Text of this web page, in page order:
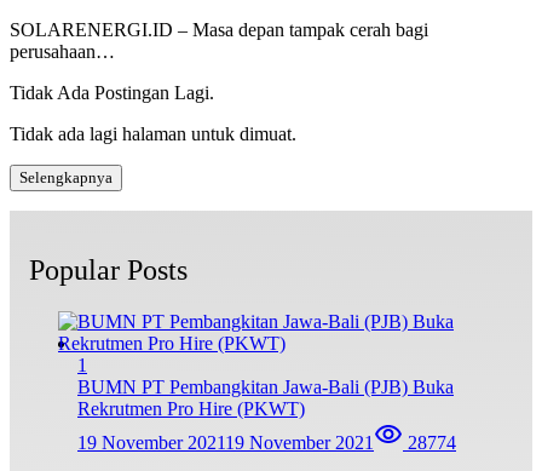
SOLARENERGI.ID – Masa depan tampak cerah bagi
perusahaan…
Tidak Ada Postingan Lagi.
Tidak ada lagi halaman untuk dimuat.
Selengkapnya
Popular Posts
1
BUMN PT Pembangkitan Jawa-Bali (PJB) Buka
Rekrutmen Pro Hire (PKWT)
19 November 202119 November 2021 28774